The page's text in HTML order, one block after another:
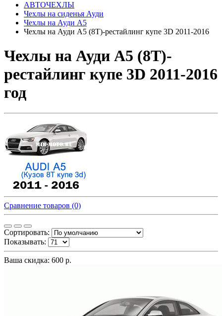
АВТОЧЕХЛЫ
Чехлы на сиденья Ауди
Чехлы на Ауди А5
Чехлы на Ауди А5 (8Т)-рестайлинг купе 3D 2011-2016
Чехлы на Ауди А5 (8Т)-
рестайлинг купе 3D 2011-2016
год
Сравнение товаров (0)
Сортировать:
Показывать:
Ваша скидка: 600 р.